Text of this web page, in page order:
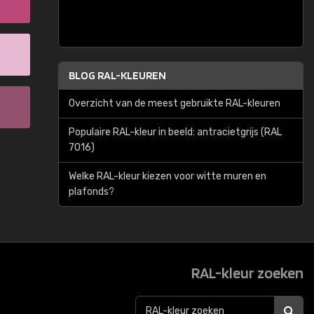
BLOG RAL-KLEUREN
Overzicht van de meest gebruikte RAL-kleuren
Populaire RAL-kleur in beeld: antracietgrijs (RAL
7016)
Welke RAL-kleur kiezen voor witte muren en
plafonds?
RAL-kleur zoeken